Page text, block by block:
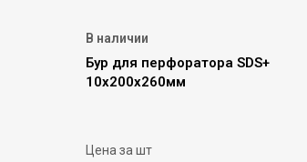
В наличии
Бур для перфоратора SDS+
10х200х260мм
Цена за шт